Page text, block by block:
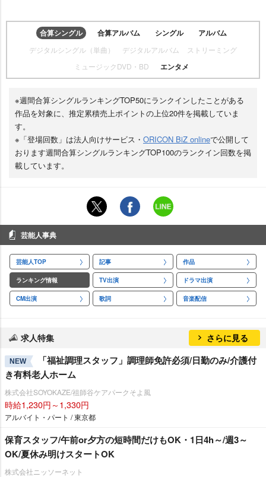
合算シングル 合算アルバム シングル アルバム
デジタルシングル（単曲） デジタルアルバム
ストリーミング
ミュージックDVD・BD
エンタメ
※週間合算シングルランキングTOP50にランクインしたことがある
作品を対象に、推定累積売上ポイントの上位20件を掲載していま
す。
※「登場回数」は法人向けサービス・ ORICON BiZ onlineで公開して
おります週間合算シングルランキングTOP100のランクイン回数を掲
載しています。
芸能人事典
芸能人TOP 記事 作品
ランキング情報 TV出演 ドラマ出演
CM出演 歌詞 音楽配信
求人特集 さらに見る
NEW
「福祉調理スタッフ」調理師免許必須/日勤のみ/介護付
き有料老人ホーム
株式会社SOYOKAZE/祖師谷ケアパークそよ風
時給1,230円～1,330円
アルバイト・パート / 東京都
保育スタッフ/午前or夕方の短時間だけもOK・1日4h～/週3～
OK/夏休み明けスタートOK
株式会社ニッソーネット